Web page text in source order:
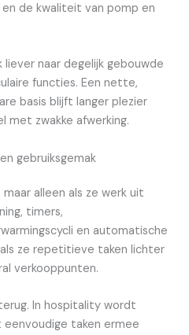
de kwaliteit van pomp en
liever naar degelijk gebouwde
functies. Een nette,
basis blijft langer plezier
met zwakke afwerking.
gebruiksgemak
alleen als ze werk uit
timers,
en automatische
ze repetitieve taken lichter
verkooppunten.
In hospitality wordt
taken ermee